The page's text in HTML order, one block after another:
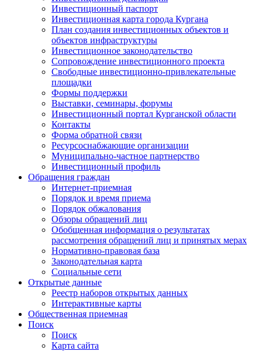
Инвестиционный паспорт
Инвестиционная карта города Кургана
План создания инвестиционных объектов и
объектов инфраструктуры
Инвестиционное законодательство
Сопровождение инвестиционного проекта
Свободные инвестиционно-привлекательные
площадки
Формы поддержки
Выставки, семинары, форумы
Инвестиционный портал Курганской области
Контакты
Форма обратной связи
Ресурсоснабжающие организации
Муниципально-частное партнерство
Инвестиционный профиль
Обращения граждан
Интернет-приемная
Порядок и время приема
Порядок обжалования
Обзоры обращений лиц
Обобщенная информация о результатах
рассмотрения обращений лиц и принятых мерах
Нормативно-правовая база
Законодательная карта
Социальные сети
Открытые данные
Реестр наборов открытых данных
Интерактивные карты
Общественная приемная
Поиск
Поиск
Карта сайта